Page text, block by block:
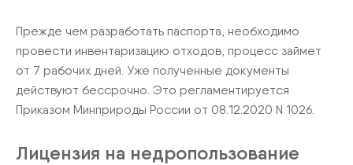
Прежде чем разработать паспорта, необходимо
провести инвентаризацию отходов, процесс займет
от 7 рабочих дней. Уже полученные документы
действуют бессрочно. Это регламентируется
Приказом Минприроды России от 08.12.2020 N 1026.
Лицензия на недропользование